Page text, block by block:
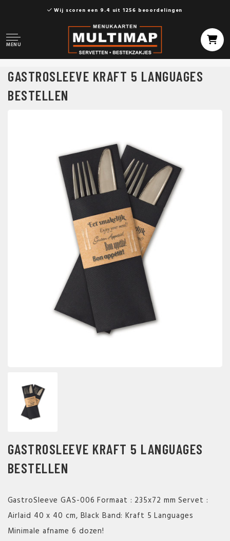
Wij scoren een 9.4 uit 1256 beoordelingen
MENU
GASTROSLEEVE KRAFT 5 LANGUAGES
BESTELLEN
GASTROSLEEVE KRAFT 5 LANGUAGES
BESTELLEN
GastroSleeve GAS-006 Formaat : 235x72 mm Servet :
Airlaid 40 x 40 cm, Black Band: Kraft 5 Languages
Minimale afname 6 dozen!